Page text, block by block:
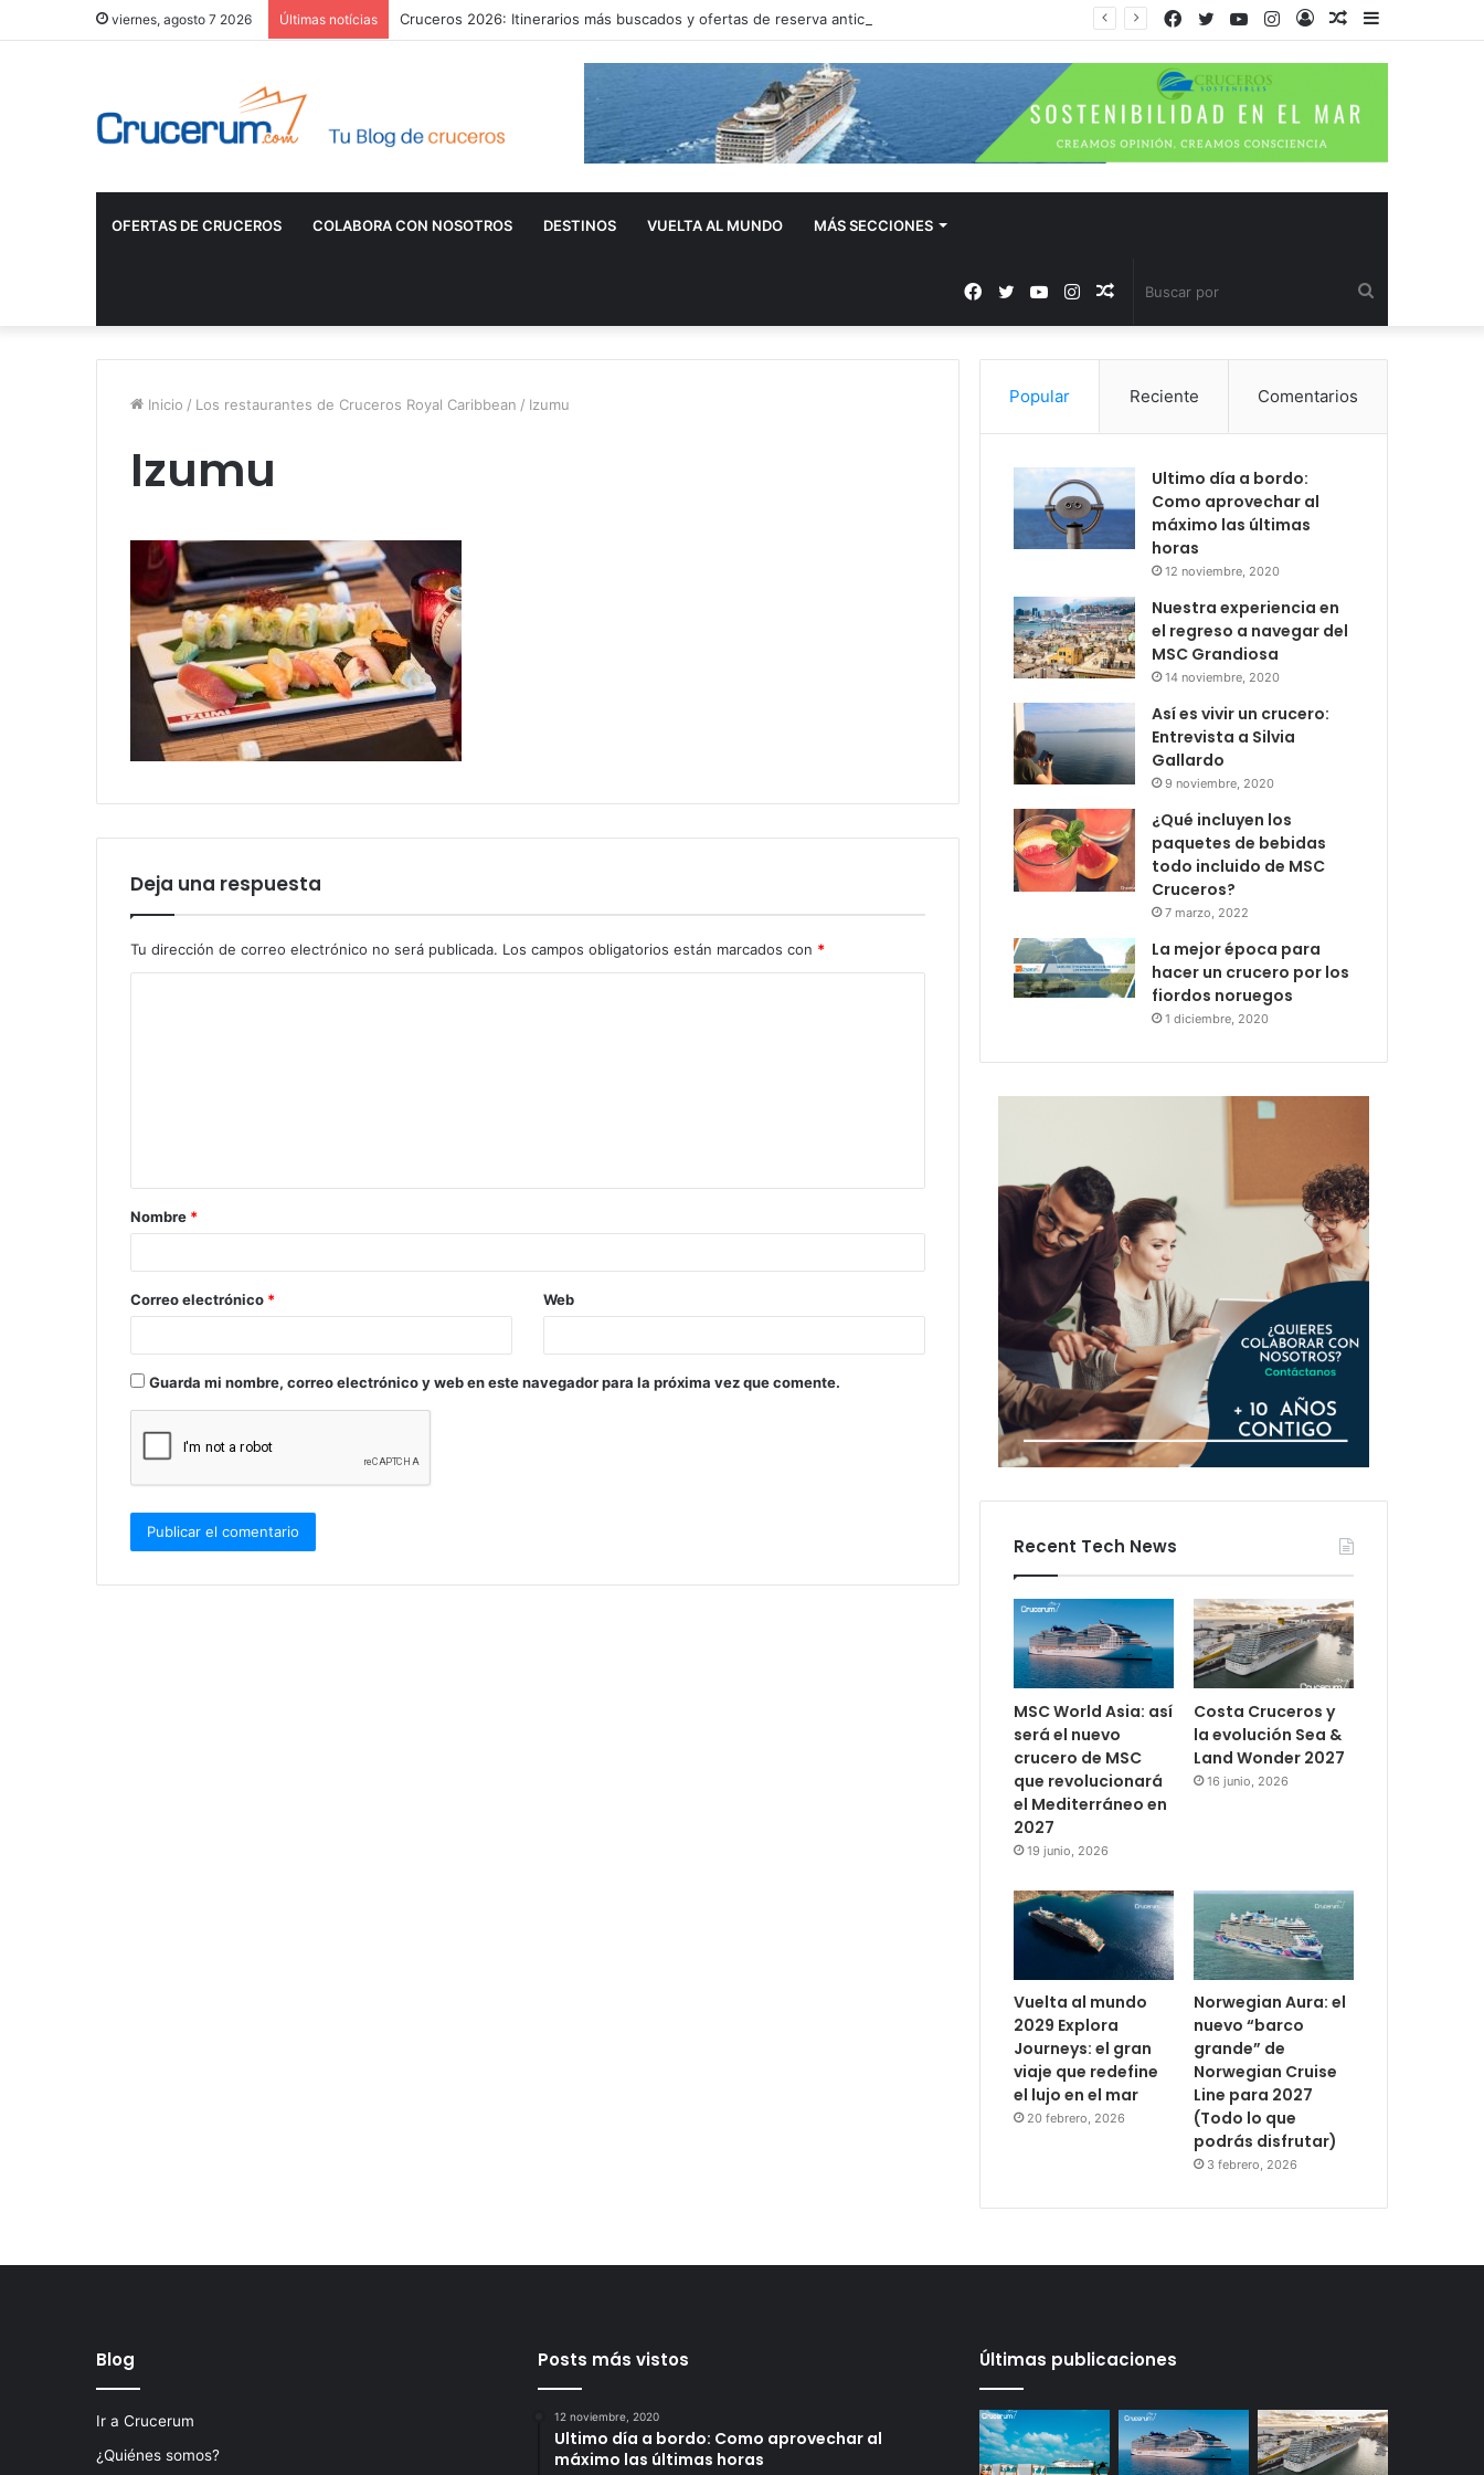
viernes, agosto 7 2026 Últimas notícias Cruceros 2026: Itinerarios más buscados y ofertas de reserva anticipada
Barra
Publicación
Acceso
Instagram
YouTube
Twitter
Facebook
OFERTAS DE CRUCEROS COLABORA CON NOSOTROS DESTINOS VUELTA AL MUNDO MÁS SECCIONES
por
Publicación
al
Instagram
YouTube
Twitter
Facebook
Inicio / Los restaurantes de Cruceros Royal Caribbean / Izumu
Izumu
Deja una respuesta
Tu dirección de correo electrónico no será publicada. Los campos obligatorios están marcados con *
a
r
*
Nombre *
Correo electrónico * Web
Guarda mi nombre, correo electrónico y web en este navegador para la próxima vez que comente.
Popular Reciente Comentarios
Ultimo día a bordo:
Como aprovechar al
máximo las últimas
horas
12 noviembre, 2020
Nuestra experiencia en
el regreso a navegar del
MSC Grandiosa
14 noviembre, 2020
Así es vivir un crucero:
Entrevista a Silvia
Gallardo
9 noviembre, 2020
¿Qué incluyen los
paquetes de bebidas
todo incluido de MSC
Cruceros?
7 marzo, 2022
La mejor época para
hacer un crucero por los
fiordos noruegos
1 diciembre, 2020
Recent Tech News
MSC World Asia: así
será el nuevo
crucero de MSC
que revolucionará
el Mediterráneo en
2027
19 junio, 2026
Costa Cruceros y
la evolución Sea &
Land Wonder 2027
16 junio, 2026
Vuelta al mundo
2029 Explora
Journeys: el gran
viaje que redefine
el lujo en el mar
20 febrero, 2026
Norwegian Aura: el
nuevo “barco
grande” de
Norwegian Cruise
Line para 2027
(Todo lo que
podrás disfrutar)
3 febrero, 2026
Blog
Ir a Crucerum
¿Quiénes somos?
Posts más vistos
12 noviembre, 2020
Ultimo día a bordo: Como aprovechar al
máximo las últimas horas
Últimas publicaciones